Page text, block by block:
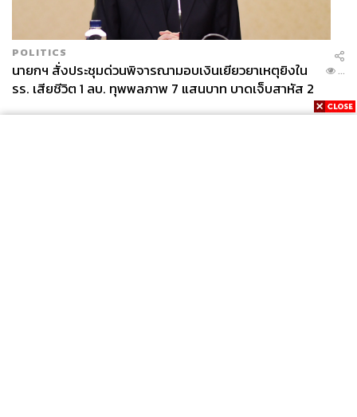
POLITICS
นายกฯ สั่งประชุมด่วนพิจารณามอบเงินเยียวยาเหตุยิงใน
รร. เสียชีวิต 1 ลบ. ทุพพลภาพ 7 แสนบาท บาดเจ็บสาหัส 2
แสนบาท บาดเจ็บเล็กน้อย 1 แสนบาท
...